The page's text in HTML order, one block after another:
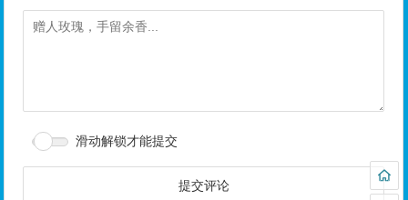
滑动解锁才能提交